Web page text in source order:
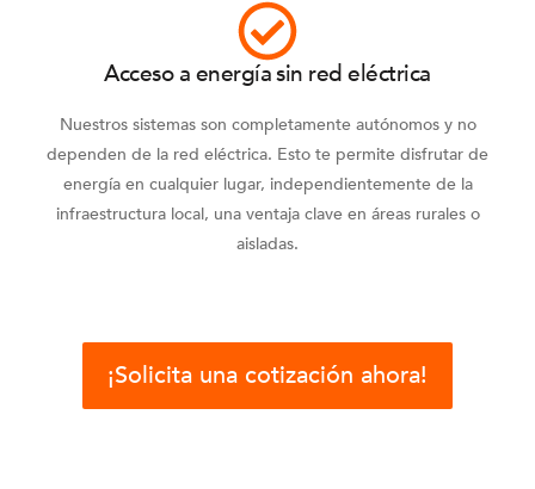
Acceso a energía sin red eléctrica
Nuestros sistemas son completamente autónomos y no
dependen de la red eléctrica. Esto te permite disfrutar de
energía en cualquier lugar, independientemente de la
infraestructura local, una ventaja clave en áreas rurales o
aisladas.
¡Solicita una cotización ahora!